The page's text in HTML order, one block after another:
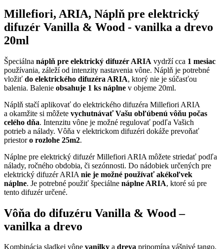
Millefiori, ARIA, Náplň pre elektrický
difuzér Vanilla & Wood - vanilka a drevo
20ml
Špeciálna náplň pre elektrický difuzér ARIA vydrží cca 1 mesiac
používania, záleží od intenzity nastavenia vône. Náplň je potrebné
vložiť do elektrického difuzéra ARIA, ktorý nie je súčasťou
balenia. Balenie obsahuje 1 ks náplne v objeme 20ml.
Náplň stačí aplikovať do elektrického difuzéra Millefiori ARIA
a okamžite si môžete vychutnávať Vašu obľúbenú vôňu počas
celého dňa. Intenzitu vône je možné regulovať podľa Vašich
potrieb a nálady. Vôňa v elektrickom difuzéri dokáže prevoňať
priestoro rozlohe 25m2.
Náplne pre elektrický difuzér Millefiori ARIA môžete striedať podľa
nálady, ročného obdobia, či sezónnosti. Do nádobiek určených pre
elektrický difuzér ARIA nie je možné používať akékoľvek
náplne. Je potrebné použiť špeciálne náplne ARIA, ktoré sú pre
tento difuzér určené.
Vôňa do difuzéru Vanilla & Wood –
vanilka a drevo
Kombinácia sladkej vône vanilky a dreva pripomína vášnivé tango.